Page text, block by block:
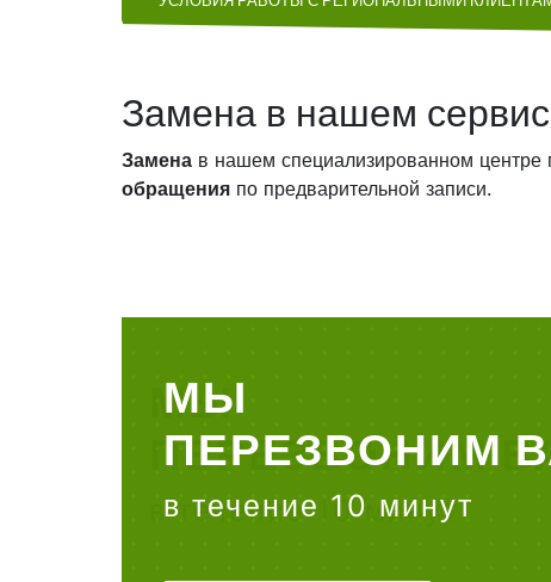
Замена в нашем
Замена в нашем специализированном центре
обращения по предварительной записи.
МЫ
ПЕРЕЗВОНИМ
в течение 10 минут